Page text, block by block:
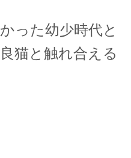
った幼少時代と
猫と触れ合える